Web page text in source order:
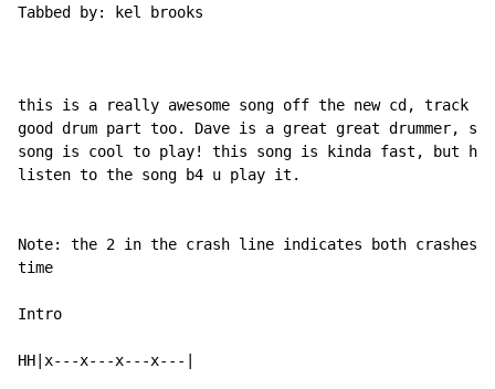
Tabbed by: kel brooks
this is a really awesome song off the new cd, track
good drum part too. Dave is a great great drummer, so
song is cool to play! this song is kinda fast, but
listen to the song b4 u play it.
Note: the 2 in the crash line indicates both crashes
time
Intro
HH|x---x---x---x---|